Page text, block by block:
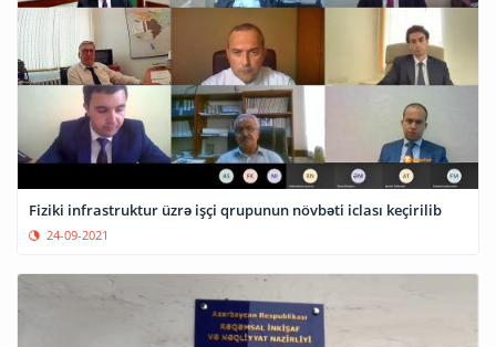
Fiziki infrastruktur üzrə işçi qrupunun növbəti iclası keçirilib
24-09-2021